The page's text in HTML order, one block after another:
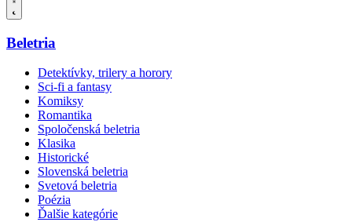
Beletria
Detektívky, trilery a horory
Sci-fi a fantasy
Komiksy
Romantika
Spoločenská beletria
Klasika
Historické
Slovenská beletria
Svetová beletria
Poézia
Ďalšie kategórie